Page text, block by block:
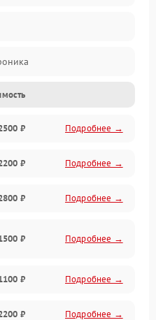
₽ Подробнее →
₽ Подробнее →
₽ Подробнее →
₽ Подробнее →
₽ Подробнее →
₽ Подробнее →